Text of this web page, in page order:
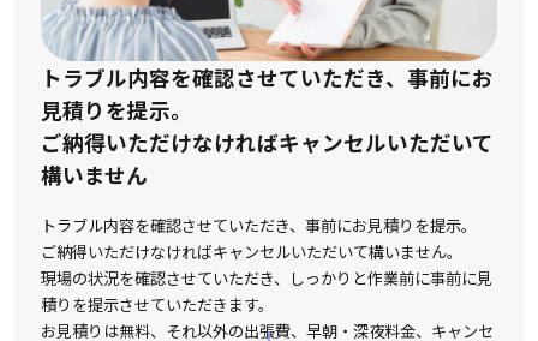
トラブル内容を確認させていただき、事前にお
見積りを提示。
ご納得いただけなければキャンセルいただいて
構いません
トラブル内容を確認させていただき、事前にお見積りを提示。
ご納得いただけなければキャンセルいただいて構いません。
現場の状況を確認させていただき、しっかりと作業前に事前に見
積りを提示させていただきます。
お見積りは無料、それ以外の出張費、早朝・深夜料金、キャンセ